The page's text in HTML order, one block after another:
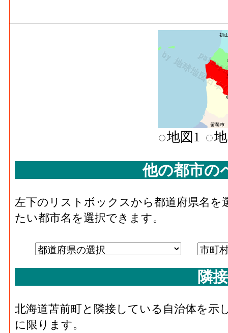
地図1
他の都市の
左下のリストボックスから都道府県名
たい都市名を選択できます。
隣
北海道苫前町と隣接している自治体を示
に限ります。